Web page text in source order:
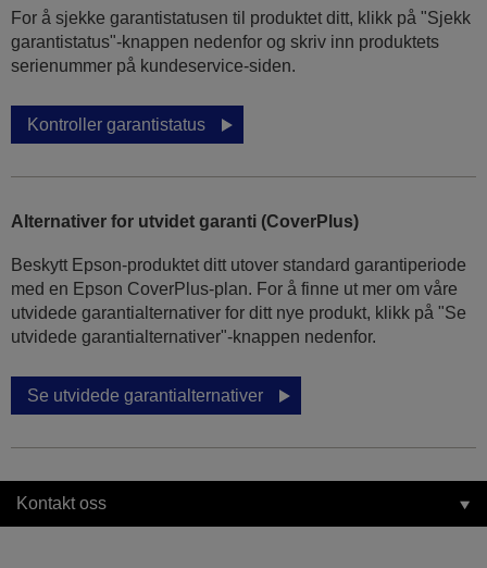
For å sjekke garantistatusen til produktet ditt, klikk på "Sjekk
garantistatus"-knappen nedenfor og skriv inn produktets
serienummer på kundeservice-siden.
Kontroller garantistatus
Alternativer for utvidet garanti (CoverPlus)
Beskytt Epson-produktet ditt utover standard garantiperiode
med en Epson CoverPlus-plan. For å finne ut mer om våre
utvidede garantialternativer for ditt nye produkt, klikk på "Se
utvidede garantialternativer"-knappen nedenfor.
Se utvidede garantialternativer
Kontakt oss